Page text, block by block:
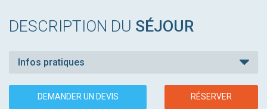
DESCRIPTION DU SÉJOUR
Infos pratiques
DEMANDER UN DEVIS
RÉSERVER